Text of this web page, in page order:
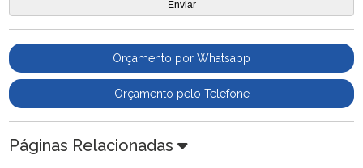
Orçamento por Whatsapp
Orçamento pelo Telefone
Páginas Relacionadas